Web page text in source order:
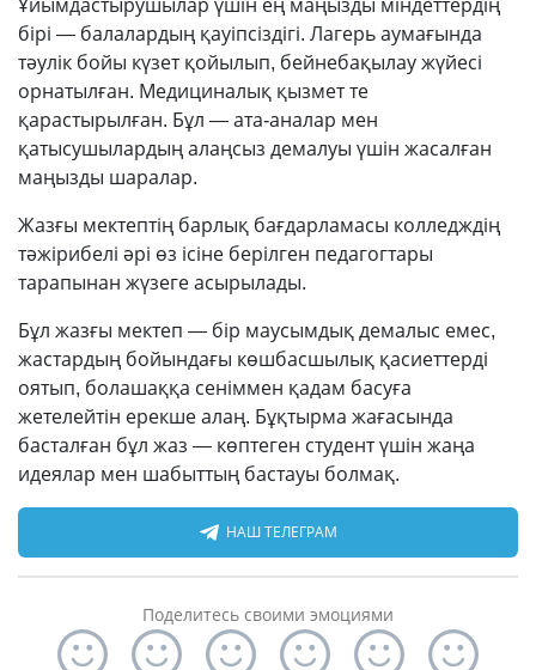
бірі — балалардың қауіпсіздігі. Лагерь аумағында
тәулік бойы күзет қойылып, бейнебақылау жүйесі
орнатылған. Медициналық қызмет те
қарастырылған. Бұл — ата-аналар мен
қатысушылардың алаңсыз демалуы үшін жасалған
маңызды шаралар.
Жазғы мектептің барлық бағдарламасы колледждің
тәжірибелі әрі өз ісіне берілген педагогтары
тарапынан жүзеге асырылады.
Бұл жазғы мектеп — бір маусымдық демалыс емес,
жастардың бойындағы көшбасшылық қасиеттерді
оятып, болашаққа сеніммен қадам басуға
жетелейтін ерекше алаң. Бұқтырма жағасында
басталған бұл жаз — көптеген студент үшін жаңа
идеялар мен шабыттың бастауы болмақ.
НАШ ТЕЛЕГРАМ
Поделитесь своими эмоциями